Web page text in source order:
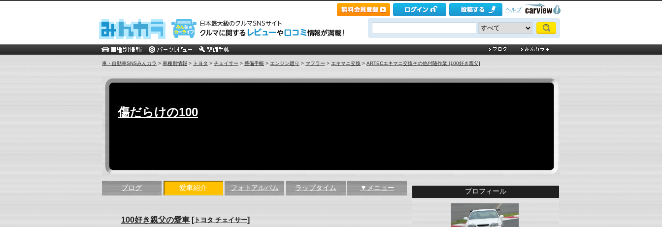
ヘルプ
車・自動車SNSみんカラ > 車種別情報 > トヨタ > チェイサー > 整備手帳 > エンジン廻り > マフラー > エキマニ交換 > ARTECエキマニ交換その他付随作業 [100好き親父]
傷だらけの100
ブログ 愛車紹介 フォトアルバム ラップタイム ▼メニュー
100好き親父の愛車 [ トヨタ チェイサー]
プロフィール